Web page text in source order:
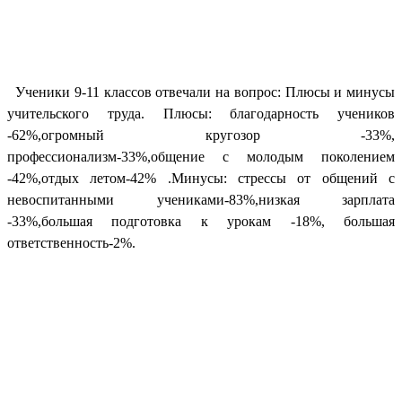
Ученики 9-11 классов отвечали на вопрос: Плюсы и минусы
учительского труда. Плюсы: благодарность учеников
-62%,огромный кругозор -33%,
профессионализм-33%,общение с молодым поколением
-42%,отдых летом-42% .Минусы: стрессы от общений с
невоспитанными учениками-83%,низкая зарплата
-33%,большая подготовка к урокам -18%, большая
ответственность-2%.